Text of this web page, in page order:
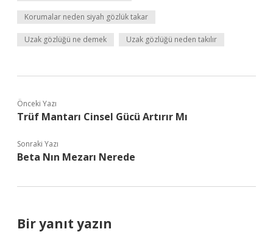
Korumalar neden siyah gözlük takar
Uzak gözlüğü ne demek Uzak gözlüğü neden takılır
Önceki Yazı
Trüf Mantarı Cinsel Gücü Artırır Mı
Sonraki Yazı
Beta Nın Mezarı Nerede
Bir yanıt yazın